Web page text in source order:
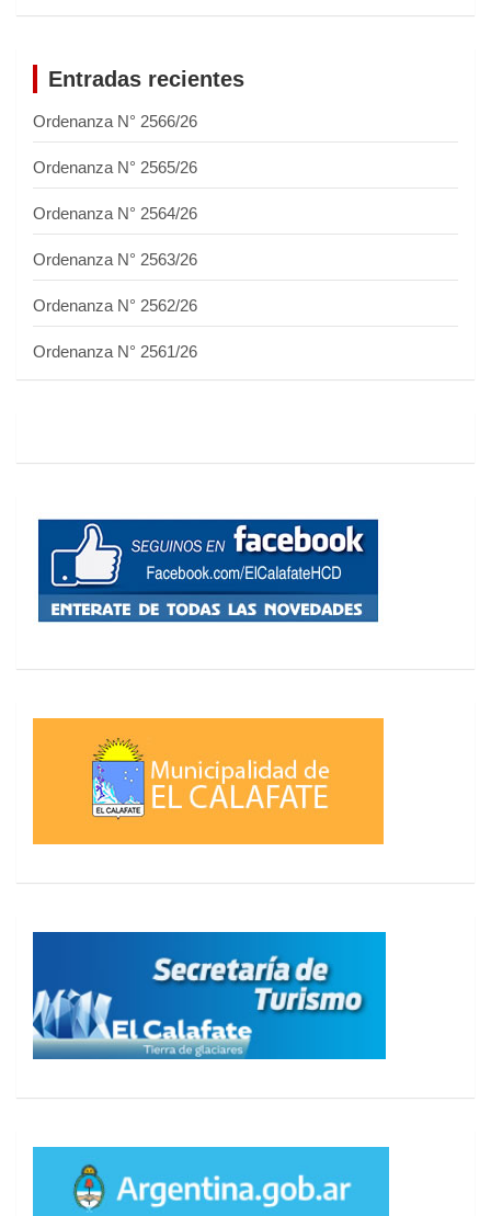
Entradas recientes
Ordenanza N° 2566/26
Ordenanza N° 2565/26
Ordenanza N° 2564/26
Ordenanza N° 2563/26
Ordenanza N° 2562/26
Ordenanza N° 2561/26